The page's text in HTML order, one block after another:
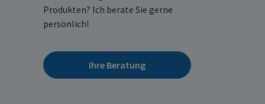
Produkten? Ich berate Sie gerne
persönlich!
Ihre Beratung